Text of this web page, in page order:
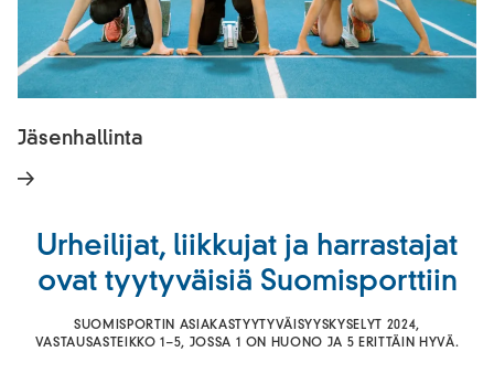
Jäsenhallinta
Urheilijat, liikkujat ja harrastajat
ovat tyytyväisiä Suomisporttiin
SUOMISPORTIN ASIAKASTYYTYVÄISYYSKYSELYT 2024,
VASTAUSASTEIKKO 1–5, JOSSA 1 ON HUONO JA 5 ERITTÄIN HYVÄ.